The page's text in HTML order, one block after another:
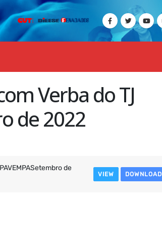
Verba do TJ
de 2022
de
VIEW DOWNLOAD